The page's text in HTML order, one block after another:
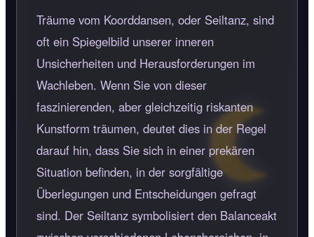
Träume vom Koorddansen, oder Seiltanz, sind
oft ein Spiegelbild unserer inneren
Unsicherheiten und Herausforderungen im
Wachleben. Wenn Sie von dieser
faszinierenden, aber gleichzeitig riskanten
Kunstform träumen, deutet dies in der Regel
darauf hin, dass Sie sich in einer prekären
Situation befinden, in der sorgfältige
Überlegungen und Entscheidungen gefragt
sind. Der Seiltanz symbolisiert den Balanceakt